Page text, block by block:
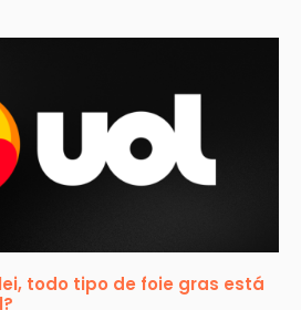
todo tipo de foie gras está